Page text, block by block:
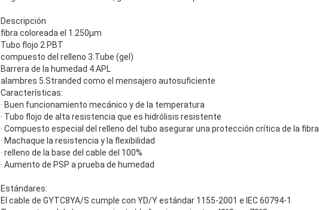
Descripción
fibra coloreada el 1.250μm
Tubo flojo 2.PBT
compuesto del relleno 3.Tube (gel)
Barrera de la humedad 4.APL
alambres 5.Stranded como el mensajero autosuficiente
Características:
· Buen funcionamiento mecánico y de la temperatura
· Tubo flojo de alta resistencia que es hidrólisis resistente
· Compuesto especial del relleno del tubo asegurar una protección crítica de la fibra
· Machaque la resistencia y la flexibilidad
· relleno de la base del cable del 100%
· Aumento de PSP a prueba de humedad
Estándares:
El cable de GYTC8YA/S cumple con YD/Y estándar 1155-2001 e IEC 60794-1